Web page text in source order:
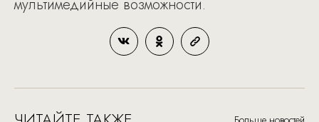
мультимедийные возможности.